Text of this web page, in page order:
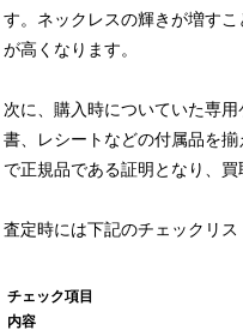
す。ネックレスの輝きが増す
が高くなります。
次に、購入時についていた専
書、レシートなどの付属品を
で正規品である証明となり、買
査定時には下記のチェックリス
チェック項目
内容